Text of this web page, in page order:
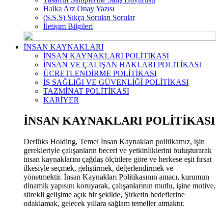
Halka Arz Onay Yazısı
(S.S.S) Sıkça Sorulan Sorular
İletişim Bilgileri
İNSAN KAYNAKLARI
İNSAN KAYNAKLARI POLİTİKASI
İNSAN VE ÇALIŞAN HAKLARI POLİTİKASI
ÜCRETLENDİRME POLİTİKASI
İŞ SAĞLIĞI VE GÜVENLİĞİ POLİTİKASI
TAZMİNAT POLİTİKASI
KARİYER
İNSAN KAYNAKLARI POLİTİKASI
Derlüks Holding, Temel İnsan Kaynakları politikamız, işin
gerekleriyle çalışanların beceri ve yetkinliklerini buluşturarak
insan kaynaklarını çağdaş ölçütlere göre ve herkese eşit fırsat
ilkesiyle seçmek, geliştirmek, değerlendirmek ve
yönetmektir. İnsan Kaynakları Politikasının amacı, kurumun
dinamik yapısını koruyarak, çalışanlarının mutlu, işine motive,
sürekli gelişime açık bir şekilde, Şirketin hedeflerine
odaklamak, gelecek yıllara sağlam temeller atmaktır.